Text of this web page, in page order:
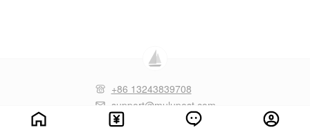
+86 13243839708
support@mulupost.com